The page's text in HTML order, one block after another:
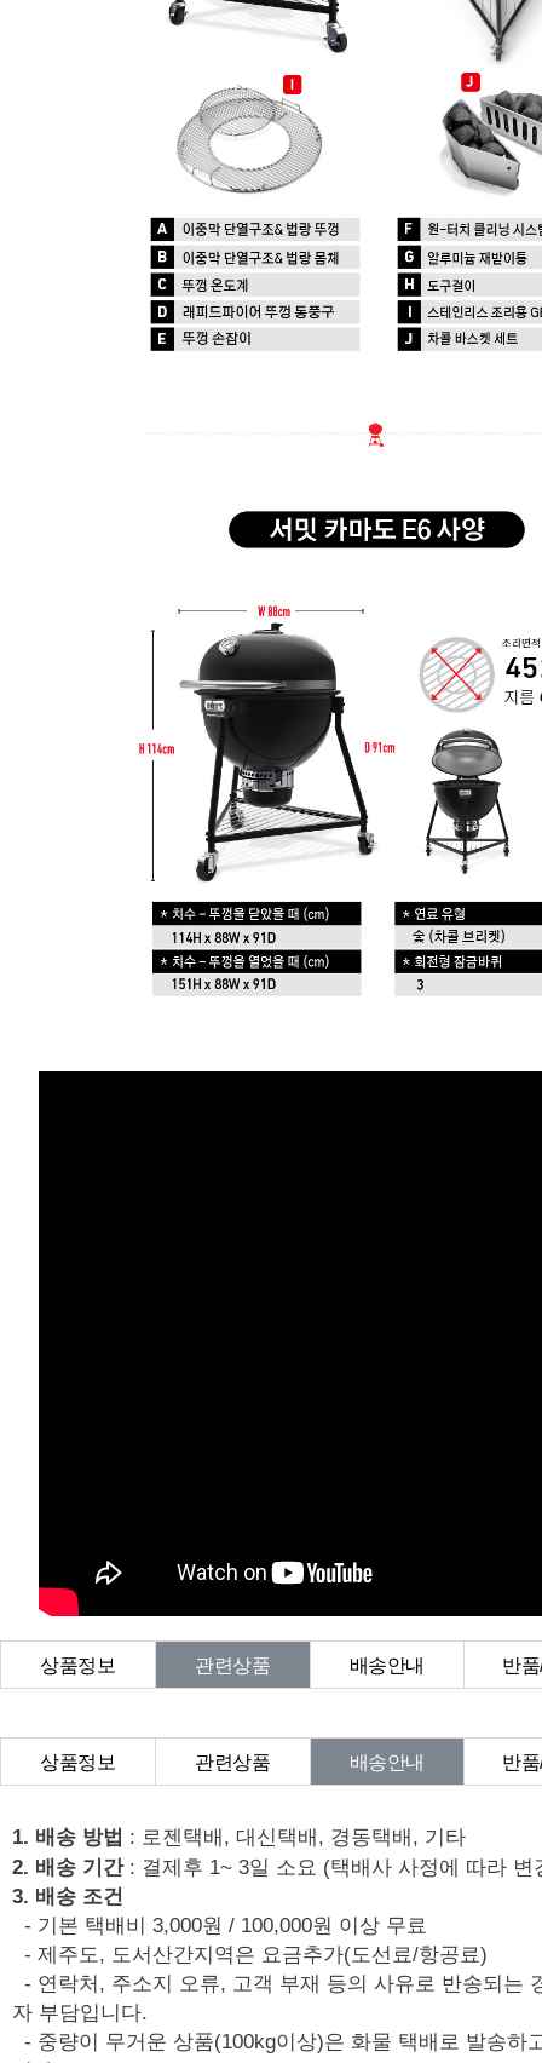
상품정보 관련상품 배송안내 반
상품정보 관련상품 배송안내 반
1. 배송 방법 : 로젠택배, 대신택배, 경동택배, 기타
2. 배송 기간 : 결제후 1~ 3일 소요 (택배사 사정에 따라 변
3. 배송 조건
- 기본 택배비 3,000원 / 100,000원 이상 무료
- 제주도, 도서산간지역은 요금추가(도선료/항공료)
- 연락처, 주소지 오류, 고객 부재 등의 사유로 반송되는
자 부담입니다.
- 중량이 무거운 상품(100kg이상)은 화물 택배로 발송하